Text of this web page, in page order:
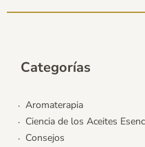
Categorías
Aromaterapia
Ciencia de los Aceites
Consejos